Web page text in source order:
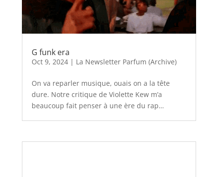
G funk era
Oct 9, 2024| La Newsletter Parfum (Archive)
On va reparler musique, ouais on a la tête
dure. Notre critique de Violette Kew m’a
beaucoup fait penser à une ère du rap…